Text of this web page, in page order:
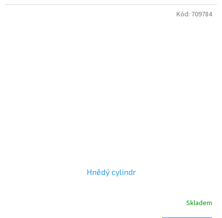
Hnědý cylindr
Skladem
Kód: 709784